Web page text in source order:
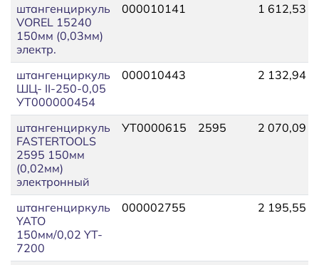
штангенциркуль
VOREL 15240
150мм (0,03мм)
электр.
000010141 1 612,53
штангенциркуль
ШЦ- II-250-0,05
УТ000000454
000010443 2 132,94
штангенциркуль
FASTERTOOLS
2595 150мм
(0,02мм)
электронный
УТ0000615 2595 2 070,09
штангенциркуль
YATO
150мм/0,02 YT-
7200
000002755 2 195,55